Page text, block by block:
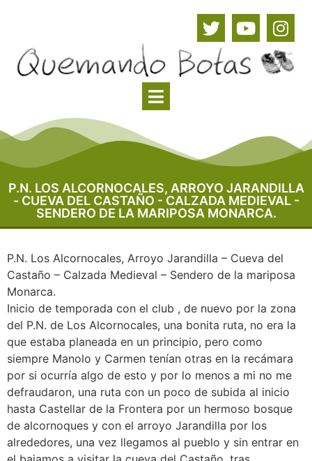
P.N. LOS ALCORNOCALES, ARROYO JARANDILLA
- CUEVA DEL CASTAÑO - CALZADA MEDIEVAL -
SENDERO DE LA MARIPOSA MONARCA.
P.N. Los Alcornocales, Arroyo Jarandilla – Cueva del
Castaño – Calzada Medieval – Sendero de la mariposa
Monarca.
Inicio de temporada con el club , de nuevo por la zona
del P.N. de Los Alcornocales, una bonita ruta, no era la
que estaba planeada en un principio, pero como
siempre Manolo y Carmen tenían otras en la recámara
por si ocurría algo de esto y por lo menos a mi no me
defraudaron, una ruta con un poco de subida al inicio
hasta Castellar de la Frontera por un hermoso bosque
de alcornoques y con el arroyo Jarandilla por los
alrededores, una vez llegamos al pueblo y sin entrar en